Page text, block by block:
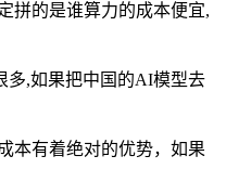
拼的是谁算力的成本便宜,
多,如果把中国的AI模型去
本有着绝对的优势，如果